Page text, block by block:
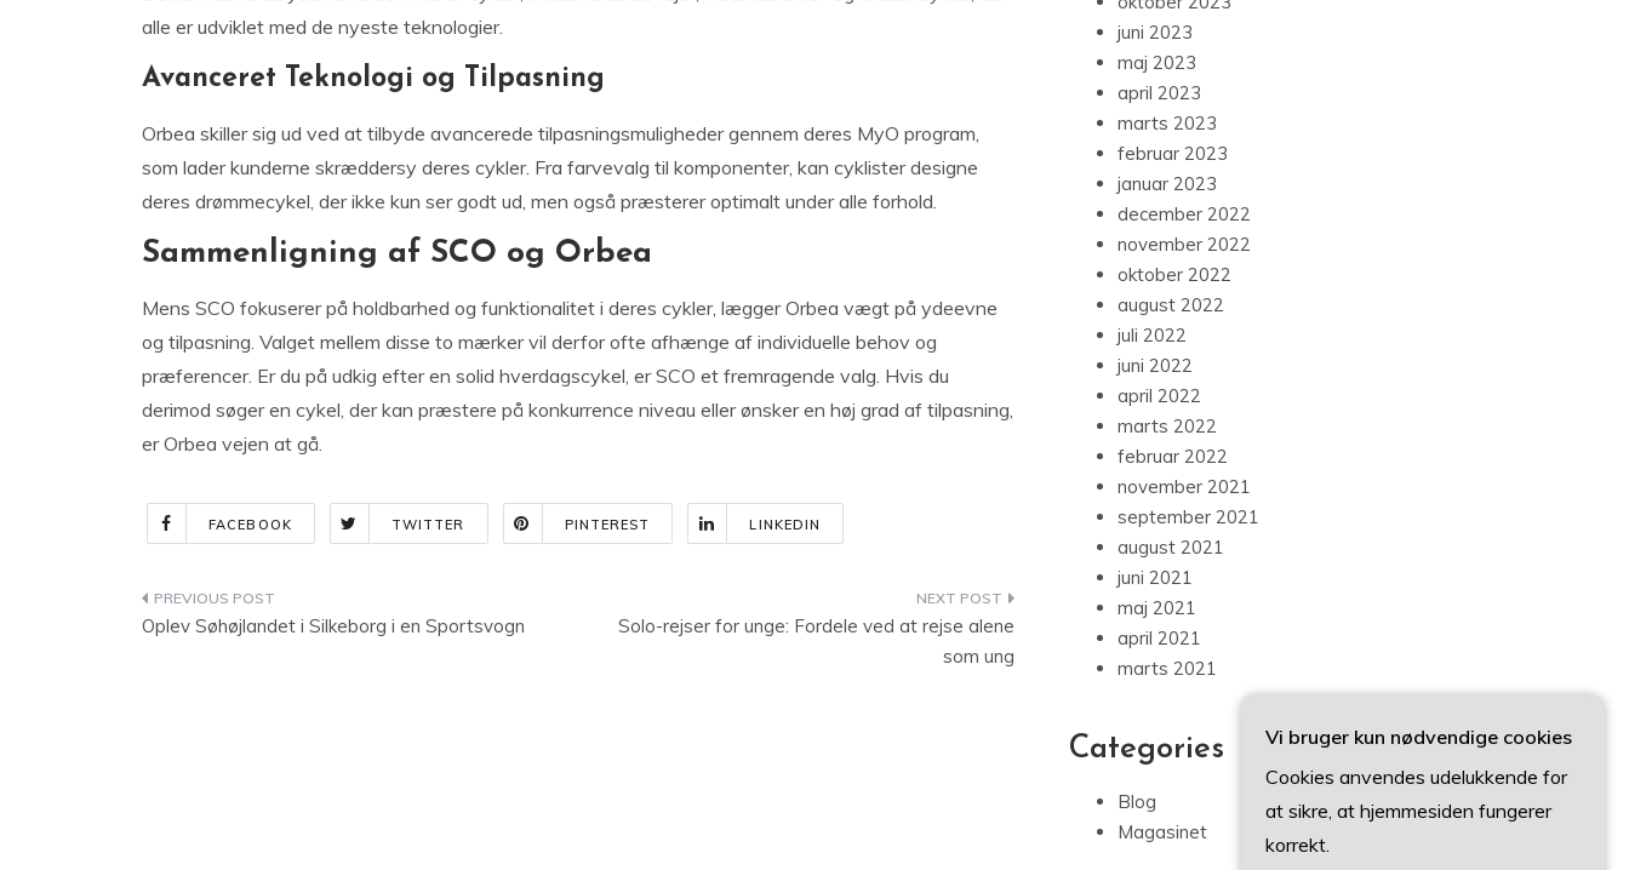
alle er udviklet med de nyeste teknologier.
Avanceret Teknologi og Tilpasning
Orbea skiller sig ud ved at tilbyde avancerede tilpasningsmuligheder gennem deres MyO program,
som lader kunderne skræddersy deres cykler. Fra farvevalg til komponenter, kan cyklister designe
deres drømmecykel, der ikke kun ser godt ud, men også præsterer optimalt under alle forhold.
Sammenligning af SCO og Orbea
Mens SCO fokuserer på holdbarhed og funktionalitet i deres cykler, lægger Orbea vægt på ydeevne
og tilpasning. Valget mellem disse to mærker vil derfor ofte afhænge af individuelle behov og
præferencer. Er du på udkig efter en solid hverdagscykel, er SCO et fremragende valg. Hvis du
derimod søger en cykel, der kan præstere på konkurrence niveau eller ønsker en høj grad af tilpasning,
er Orbea vejen at gå.
FACEBOOK TWITTER PINTEREST LINKEDIN
Indlægsnavigation
Oplev Søhøjlandet i Silkeborg i en Sportsvogn
Solo-rejser for unge: Fordele ved at rejse alene
som ung
juni 2023
maj 2023
april 2023
marts 2023
februar 2023
januar 2023
december 2022
november 2022
oktober 2022
august 2022
juli 2022
juni 2022
april 2022
marts 2022
februar 2022
november 2021
september 2021
august 2021
juni 2021
maj 2021
april 2021
marts 2021
Categories
Blog
Magasinet
Vi bruger kun nødvendige cookies
Cookies anvendes udelukkende for
at sikre, at hjemmesiden fungerer
korrekt.